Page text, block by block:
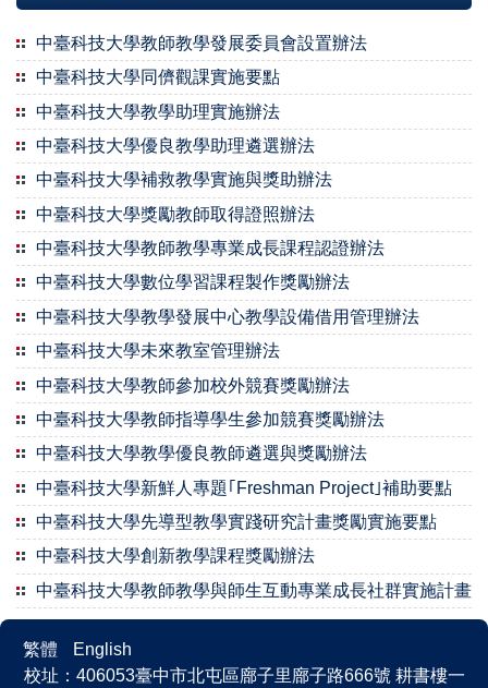
中臺科技大學教師教學發展委員會設置辦法
中臺科技大學同儕觀課實施要點
中臺科技大學教學助理實施辦法
中臺科技大學優良教學助理遴選辦法
中臺科技大學補救教學實施與獎助辦法
中臺科技大學獎勵教師取得證照辦法
中臺科技大學教師教學專業成長課程認證辦法
中臺科技大學數位學習課程製作獎勵辦法
中臺科技大學教學發展中心教學設備借用管理辦法
中臺科技大學未來教室管理辦法
中臺科技大學教師參加校外競賽獎勵辦法
中臺科技大學教師指導學生參加競賽獎勵辦法
中臺科技大學教學優良教師遴選與獎勵辦法
中臺科技大學新鮮人專題｢Freshman Project｣補助要點
中臺科技大學先導型教學實踐研究計畫獎勵實施要點
中臺科技大學創新教學課程獎勵辦法
中臺科技大學教師教學與師生互動專業成長社群實施計畫
繁體
English
校址：406053臺中市北屯區廍子里廍子路666號 耕書樓一